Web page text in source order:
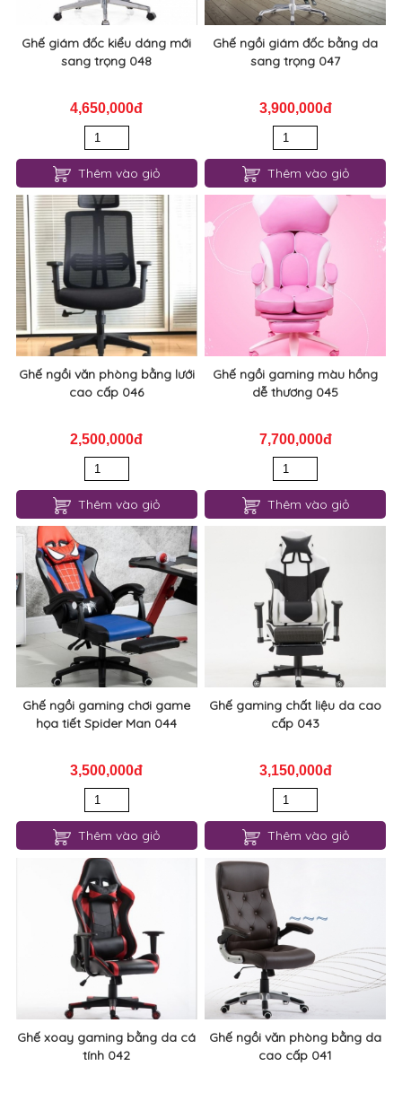
Ghế giám đốc kiểu dáng mới
sang trọng 048
4,650,000đ
Thêm vào giỏ
Ghế ngồi giám đốc bằng da
sang trọng 047
3,900,000đ
Thêm vào giỏ
Ghế ngồi văn phòng bằng lưới
cao cấp 046
2,500,000đ
Thêm vào giỏ
Ghế ngồi gaming màu hồng
dễ thương 045
7,700,000đ
Thêm vào giỏ
Ghế ngồi gaming chơi game
họa tiết Spider Man 044
3,500,000đ
Thêm vào giỏ
Ghế gaming chất liệu da cao
cấp 043
3,150,000đ
Thêm vào giỏ
Ghế xoay gaming bằng da cá
tính 042
Ghế ngồi văn phòng bằng da
cao cấp 041